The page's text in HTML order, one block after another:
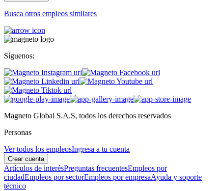
Busca otros empleos similares
Síguenos:
Magneto Global S.A.S, todos los derechos reservados
Personas
Ver todos los empleosIngresa a tu cuenta
Crear cuenta
Artículos de interésPreguntas frecuentesEmpleos por
ciudadEmpleos por sectorEmpleos por empresaAyuda y soporte
técnico